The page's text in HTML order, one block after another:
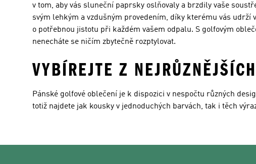
v tom, aby vás sluneční paprsky oslňovaly a brzdily vaše
svým lehkým a vzdušným provedením, díky kterému vás
o potřebnou jistotu při každém vašem odpalu. S golfovým
nenecháte se ničím zbytečně rozptylovat.
VYBÍREJTE Z
Pánské golfové oblečení je k dispozici v nespočtu různých
totiž najdete jak kousky v jednoduchých barvách, tak i těch